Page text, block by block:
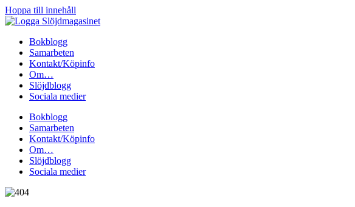
Hoppa till innehåll
Bokblogg
Samarbeten
Kontakt/Köpinfo
Om…
Slöjdblogg
Sociala medier
Bokblogg
Samarbeten
Kontakt/Köpinfo
Om…
Slöjdblogg
Sociala medier